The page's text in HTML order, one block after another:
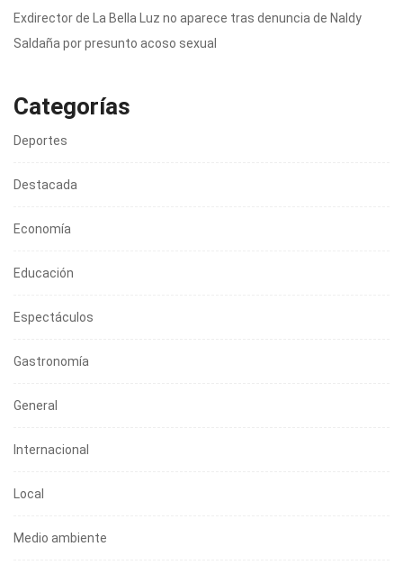
Exdirector de La Bella Luz no aparece tras denuncia de Naldy
Saldaña por presunto acoso sexual
Categorías
Deportes
Destacada
Economía
Educación
Espectáculos
Gastronomía
General
Internacional
Local
Medio ambiente